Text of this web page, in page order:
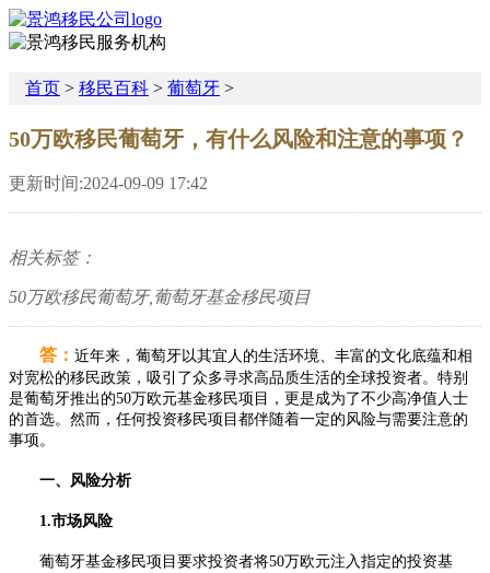
首页 > 移民百科 > 葡萄牙 >
50万欧移民葡萄牙，有什么风险和注意的事项？
更新时间:2024-09-09 17:42
相关标签：
50万欧移民葡萄牙,葡萄牙基金移民项目
答： 近年来，葡萄牙以其宜人的生活环境、丰富的文化底蕴和相
对宽松的移民政策，吸引了众多寻求高品质生活的全球投资者。特别
是葡萄牙推出的50万欧元基金移民项目，更是成为了不少高净值人士
的首选。然而，任何投资移民项目都伴随着一定的风险与需要注意的
事项。
一、风险分析
1.市场风险
葡萄牙基金移民项目要求投资者将50万欧元注入指定的投资基